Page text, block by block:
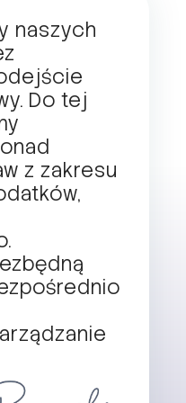
naszych
Do tej
z zakresu